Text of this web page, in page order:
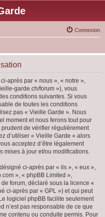
Connexion
après par « nous », « notre »,
garde.ch/forum »), vous
conditions suivantes. Si vous
de toutes les conditions
pas « Vieille Garde ». Nous
moment et nous ferons tout pour
de vérifier régulièrement
d’utiliser « Vieille Garde » alors
acceptez d’être légalement
mises à jour et/ou modifications.
ci-après par « ils », « eux »,
», « phpBB Limited »,
forum, déclaré sous la licence «
ci-après par « GPL ») et qui peut
logiciel phpBB facilite seulement
n’est pas responsable de ce que
contenu ou conduite permis. Pour